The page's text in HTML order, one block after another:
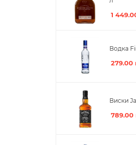
1
Водка
279.00
Виски
789.00